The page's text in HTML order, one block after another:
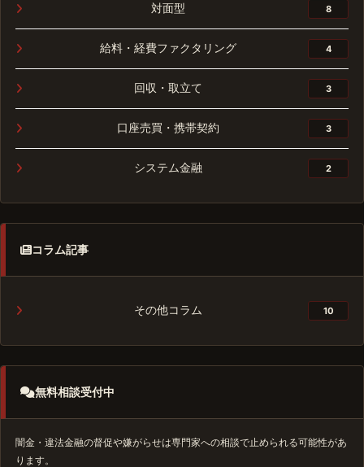
対面型 8
給料・経費ファクタリング 4
回収・取立て 3
口座売買・携帯契約 3
システム金融 2
コラム記事
その他コラム 10
無料相談受付中
闇金・違法金融の督促や嫌がらせは専門家への相談で止められる可能性があ
ります。